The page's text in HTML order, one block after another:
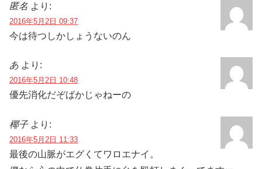
匿名 より:
2016年5月2日 09:37
今は待つしかしょうないのん
あ より:
2016年5月2日 10:48
優先消化だぞばかじゃねーの
椰子 より:
2016年5月2日 11:33
最後の山脈がエグくてワロエナイ。